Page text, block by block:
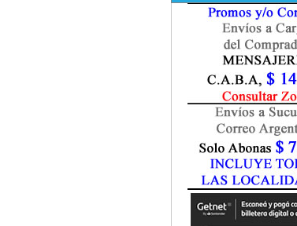
Farmacia / Farmacología
Fisiatría / Kinesiología
Fisiología / Fisiopatología
Fonoaudiología
Gastroenterología
Geriatría
Ginecología / Obstetricia
Hematología
Histología
Homeopatía